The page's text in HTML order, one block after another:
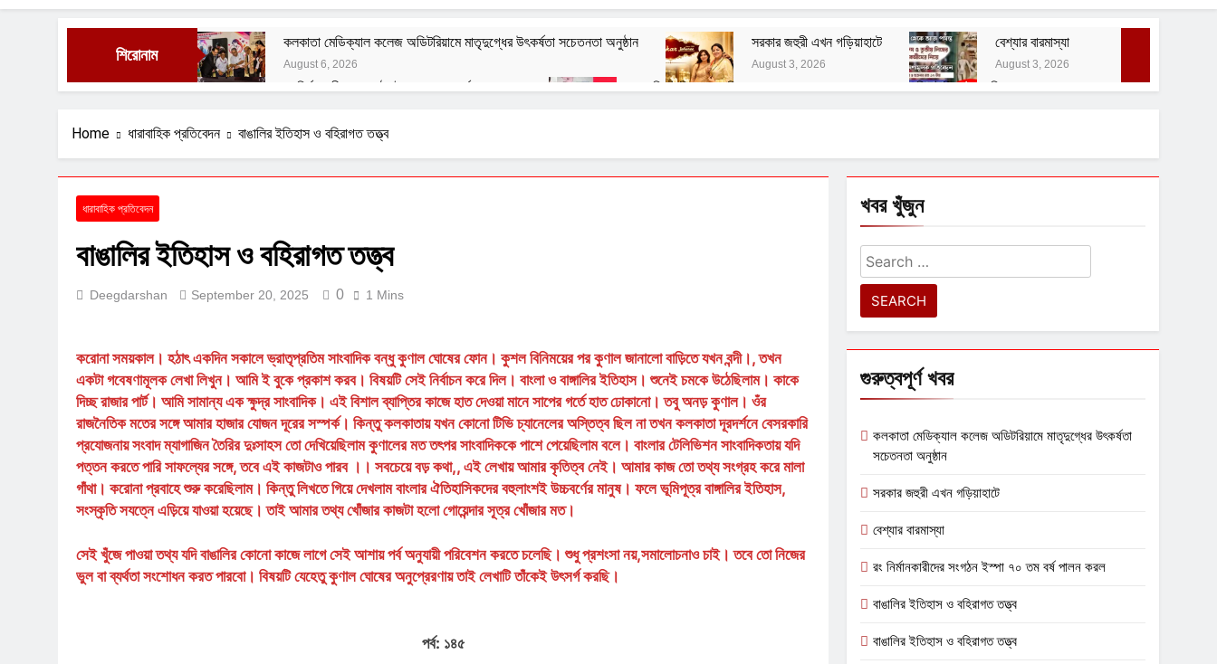
শিরোনাম
কলকাতা মেডিক্যাল কলেজ অডিটরিয়ামে মাতৃদুগ্ধের উৎকর্ষতা সচেতনতা অনুষ্ঠান
August 6, 2026
সরকার জহুরী এখন গড়িয়াহাটে
August 3, 2026
বেশ্যার বারমাস্যা
August 3, 2026
রং নির্মানকারীদের সংগঠন ইস্পা ৭০ তম বর্ষ পালন করল বাঙালির ইতিহাস ও বহিরাগত তত্ত্ব বাঙালির ইতিহাস ও বহিরাগত তত্ত্ব
বেশ্যার বারমাস্যা
ফুসফুসের রক্তনালীর প্রদাহ সংক্রান্ত জাতীয় সিম্পোজিয়াম আয়োজন করল মণিপাল হাসপাতাল
July 29, 2026
Home ধারাবাহিক প্রতিবেদন বাঙালির ইতিহাস ও বহিরাগত তত্ত্ব
ধারাবাহিক প্রতিবেদন
বাঙালির ইতিহাস ও বহিরাগত তত্ত্ব
Deegdarshan September 20, 2025 0 1 Mins
করোনা সময়কাল। হঠাৎ একদিন সকালে ভ্রাতৃপ্রতিম সাংবাদিক বন্ধু কুণাল ঘোষের ফোন। কুশল বিনিময়ের পর কুণাল জানালো বাড়িতে যখন বন্দী।, তখন
একটা গবেষণামূলক লেখা লিখুন। আমি ই বুকে প্রকাশ করব। বিষয়টি সেই নির্বাচন করে দিল। বাংলা ও বাঙ্গালির ইতিহাস। শুনেই চমকে উঠেছিলাম। কাকে
দিচ্ছ রাজার পার্ট। আমি সামান্য এক ক্ষুদ্র সাংবাদিক। এই বিশাল ব্যাপ্তির কাজে হাত দেওয়া মানে সাপের গর্তে হাত ঢোকানো। তবু অনড় কুণাল। ওঁর
রাজনৈতিক মতের সঙ্গে আমার হাজার যোজন দূরের সস্পর্ক। কিন্তু কলকাতায় যখন কোনো টিভি চ্যানেলের অস্তিত্ব ছিল না তখন কলকাতা দূরদর্শনে বেসরকারি
প্রযোজনায় সংবাদ ম্যাগাজিন তৈরির দুঃসাহস তো দেখিয়েছিলাম কুণালের মত তৎপর সাংবাদিককে পাশে পেয়েছিলাম বলে। বাংলার টেলিভিশন সাংবাদিকতায় যদি
পত্তন করতে পারি সাফল্যের সঙ্গে, তবে এই কাজটাও পারব ।। সবচেয়ে বড় কথা,, এই লেখায় আমার কৃতিত্ব নেই। আমার কাজ তো তথ্য সংগ্রহ করে মালা
গাঁথা। করোনা প্রবাহে শুরু করেছিলাম। কিন্তু লিখতে গিয়ে দেখলাম বাংলার ঐতিহাসিকদের বহুলাংশই উচ্চবর্ণের মানুষ। ফলে ভূমিপূত্র বাঙ্গালির ইতিহাস,
সংস্কৃতি সযত্নে এড়িয়ে যাওয়া হয়েছে। তাই আমার তথ্য খোঁজার কাজটা হলো গোয়েন্দার সূত্র খোঁজার মত।
সেই খুঁজে পাওয়া তথ্য যদি বাঙালির কোনো কাজে লাগে সেই আশায় পর্ব অনুযায়ী পরিবেশন করতে চলেছি। শুধু প্রশংসা নয়,সমালোচনাও চাই। তবে তো নিজের
ভুল বা ব্যর্থতা সংশোধন করত পারবো। বিষয়টি যেহেতু কুণাল ঘোষের অনুপ্রেরণায় তাই লেখাটি তাঁকেই উৎসর্গ করছি।
পর্ব: ১৪৫
খবর খুঁজুন
Search
for:
গুরুত্বপূর্ণ খবর
কলকাতা মেডিক্যাল কলেজ অডিটরিয়ামে মাতৃদুগ্ধের উৎকর্ষতা
সচেতনতা অনুষ্ঠান
সরকার জহুরী এখন গড়িয়াহাটে
বেশ্যার বারমাস্যা
রং নির্মানকারীদের সংগঠন ইস্পা ৭০ তম বর্ষ পালন করল
বাঙালির ইতিহাস ও বহিরাগত তত্ত্ব
বাঙালির ইতিহাস ও বহিরাগত তত্ত্ব